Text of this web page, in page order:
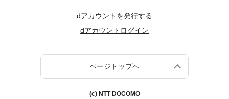
dアカウントを発行する
dアカウントログイン
ページトップへ
(c) NTT DOCOMO